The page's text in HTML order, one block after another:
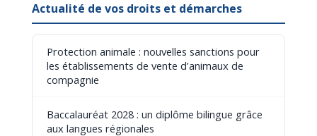
Actualité de vos droits et démarches
Protection animale : nouvelles sanctions pour
les établissements de vente d’animaux de
compagnie
Baccalauréat 2028 : un diplôme bilingue grâce
aux langues régionales